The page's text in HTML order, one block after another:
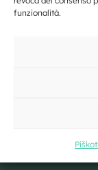
funzionalità.